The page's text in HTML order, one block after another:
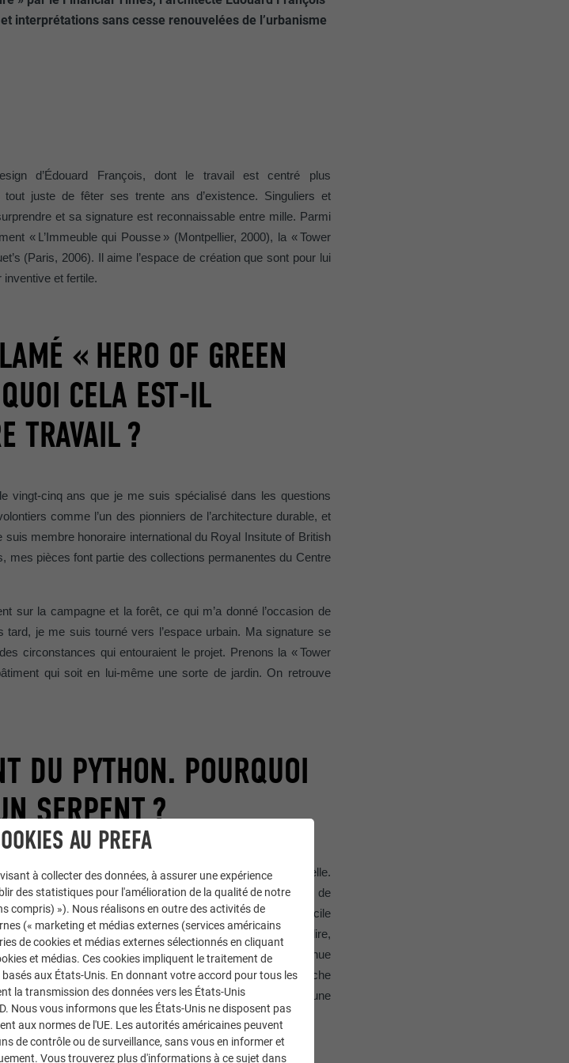
interprétations sans cesse renouvelées de l’urbanisme
d’Édouard François, dont le travail est centré plus
tout juste de fêter ses trente ans d’existence. Singuliers et
et sa signature est reconnaissable entre mille. Parmi
« L’Immeuble qui Pousse »(Montpellier, 2000), la « Tower
(Paris, 2006). Il aime l’espace de création que sont pour lui
inventive et fertile.
« HERO OF GREEN
CELA EST-IL
TRAVAIL ?
vingt-cinq ans que je me suis spécialisé dans les questions
comme l’un des pionniers de l’architecture durable, et
membre honoraire international du Royal Insitute of British
mes pièces font partie des collections permanentes du Centre
sur la campagne et la forêt, ce qui m’a donné l’occasion de
je me suis tourné vers l’espace urbain. Ma signature se
circonstances qui entouraient le projet. Prenons la « Tower
âtiment qui soit en lui-même une sorte de jardin. On retrouve
DU PYTHON. POURQUOI
SERPENT ?
atypique qui n’est pas représentative de ma ligne habituelle.
tout est parfaitement plat. Le projet est sous la direction de
conçu l’urbanisme de Grenoble Presqu’île. Il a été très difficile
allait être érigé. En tant que chef d’orchestre pour ainsi dire,
Son intention était de placer le bâtiment le long de l’avenue
atomique (CEA) et d’autres centres de recherche
mornes et discrets avec leurs tons de gris, il voulait une
en scène.
AU PREFA
à collecter des données, à assurer une expérience
des statistiques pour l'amélioration de la qualité de notre
compris) »). Nous réalisons en outre des activités de
(« marketing et médias externes (services américains
de cookies et médias externes sélectionnés en cliquant
et médias. Ces cookies impliquent le traitement de
aux États-Unis. En donnant votre accord pour tous les
la transmission des données vers les États-Unis
Nous vous informons que les États-Unis ne disposent pas
aux normes de l'UE. Les autorités américaines peuvent
de contrôle ou de surveillance, sans vous en informer et
Vous trouverez plus d'informations à ce sujet dans